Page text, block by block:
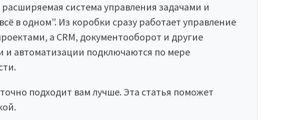
система управления задачами и
в одном”. Из коробки сразу работает управление
а CRM, документооборот и другие
и автоматизации подключаются по мере
подходит вам лучше. Эта статья поможет